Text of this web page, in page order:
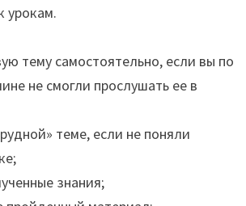
урокам.
тему самостоятельно, если вы по
не смогли прослушать ее в
теме, если не поняли
знания;